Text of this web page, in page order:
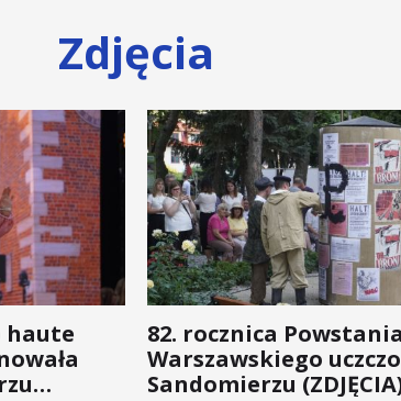
Zdjęcia
haute
82. rocznica Powstania
Warszawskiego
Sandomierzu